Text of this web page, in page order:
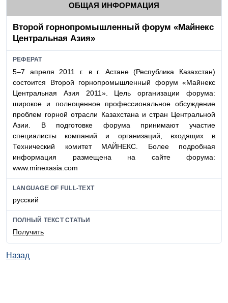
ОБЩАЯ ИНФОРМАЦИЯ
Второй горнопромышленный форум «Майнекс
Центральная Азия»
РЕФЕРАТ
5–7 апреля 2011 г. в г. Астане (Республика Казахстан)
состоится Второй горнопромышленный форум «Майнекс
Центральная Азия 2011». Цель организации форума:
широкое и полноценное профессиональное обсуждение
проблем горной отрасли Казахстана и стран Центральной
Азии. В подготовке форума принимают участие
специалисты компаний и организаций, входящих в
Технический комитет МАЙНЕКС. Более подробная
информация размещена на сайте форума:
www.minexasia.com
LANGUAGE OF FULL-TEXT
русский
ПОЛНЫЙ ТЕКСТ СТАТЬИ
Получить
Назад